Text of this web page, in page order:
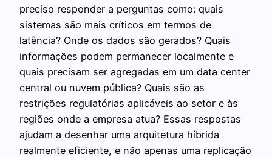
preciso responder a perguntas como: quais
sistemas são mais críticos em termos de
latência? Onde os dados são gerados? Quais
informações podem permanecer localmente e
quais precisam ser agregadas em um data center
central ou nuvem pública? Quais são as
restrições regulatórias aplicáveis ao setor e às
regiões onde a empresa atua? Essas respostas
ajudam a desenhar uma arquitetura híbrida
realmente eficiente, e não apenas uma replicação